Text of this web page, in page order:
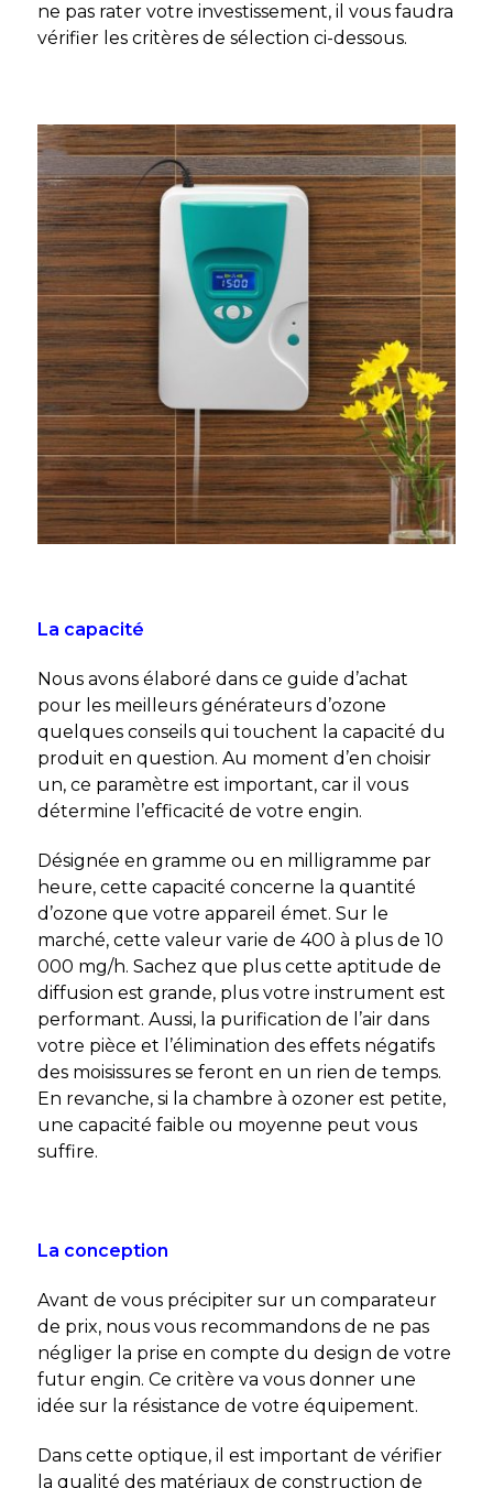
ne pas rater votre investissement, il vous faudra
vérifier les critères de sélection ci-dessous.
La capacité
Nous avons élaboré dans ce guide d’achat
pour les meilleurs générateurs d’ozone
quelques conseils qui touchent la capacité du
produit en question. Au moment d’en choisir
un, ce paramètre est important, car il vous
détermine l’efficacité de votre engin.
Désignée en gramme ou en milligramme par
heure, cette capacité concerne la quantité
d’ozone que votre appareil émet. Sur le
marché, cette valeur varie de 400 à plus de 10
000 mg/h. Sachez que plus cette aptitude de
diffusion est grande, plus votre instrument est
performant. Aussi, la purification de l’air dans
votre pièce et l’élimination des effets négatifs
des moisissures se feront en un rien de temps.
En revanche, si la chambre à ozoner est petite,
une capacité faible ou moyenne peut vous
suffire.
La conception
Avant de vous précipiter sur un comparateur
de prix, nous vous recommandons de ne pas
négliger la prise en compte du design de votre
futur engin. Ce critère va vous donner une
idée sur la résistance de votre équipement.
Dans cette optique, il est important de vérifier
la qualité des matériaux de construction de